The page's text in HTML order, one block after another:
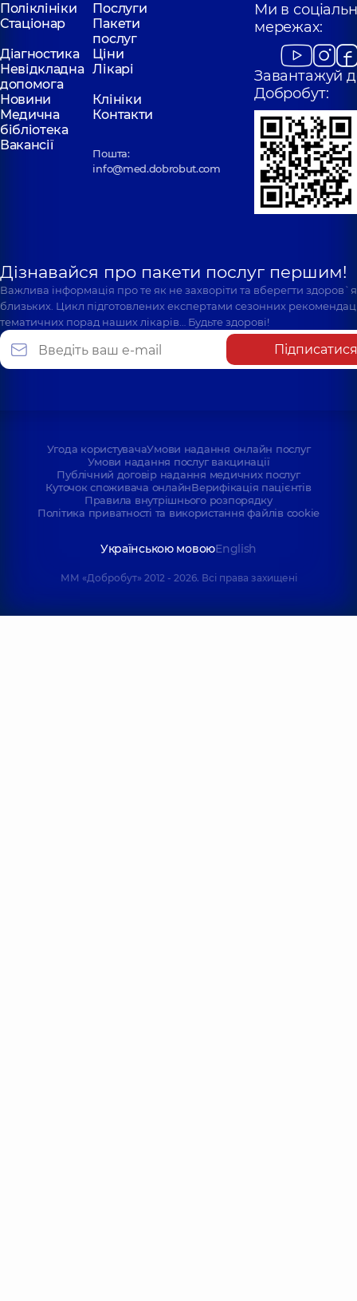
Поліклініки
Послуги
Стаціонар
Пакети
послуг
Діагностика
Ціни
Невідкладна
допомога
Лікарі
Новини
Клініки
Медична
бібліотека
Контакти
Вакансії
Пошта:
info@med.dobrobut.com
Ми в
мережах:
Завантажуй
Добробут:
Дізнавайся про пакети послуг першим!
Важлива інформація про те як не захворіти та вберегти
близьких. Цикл підготовлених експертами сезонних
тематичних порад наших лікарів… Будьте здорові!
Підписатися
Угода користувачаУмови надання онлайн послуг
Умови надання послуг вакцинації
Публічний договір надання медичних послуг
Куточок споживача онлайнВерифікація пацієнтів
Правила внутрішнього розпорядку
Політика приватності та використання файлів cookie
Українською мовоюEnglish
ММ «Добробут» 2012 - 2026. Всі права захищені